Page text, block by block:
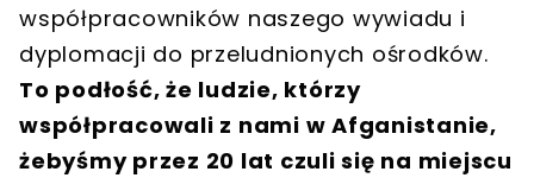
współpracowników naszego wywiadu i
dyplomacji do przeludnionych ośrodków.
To podłość, że ludzie, którzy
współpracowali z nami w Afganistanie,
żebyśmy przez 20 lat czuli się na miejscu